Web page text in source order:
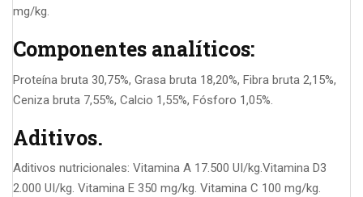
mg/kg.
Componentes analíticos:
Proteína bruta 30,75%, Grasa bruta 18,20%, Fibra bruta 2,15%,
Ceniza bruta 7,55%, Calcio 1,55%, Fósforo 1,05%.
Aditivos.
Aditivos nutricionales: Vitamina A 17.500 UI/kg.Vitamina D3
2.000 UI/kg. Vitamina E 350 mg/kg. Vitamina C 100 mg/kg.